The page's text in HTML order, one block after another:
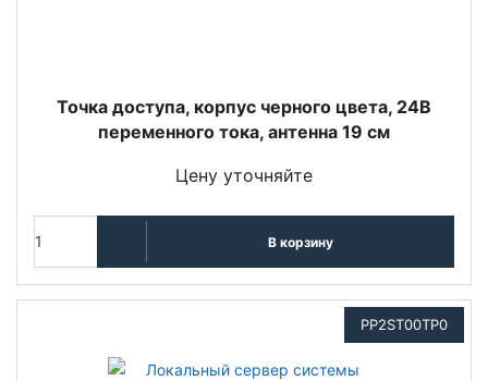
Точка доступа, корпус черного цвета, 24В
переменного тока, антенна 19 см
Цену уточняйте
В корзину
PP2ST00TP0